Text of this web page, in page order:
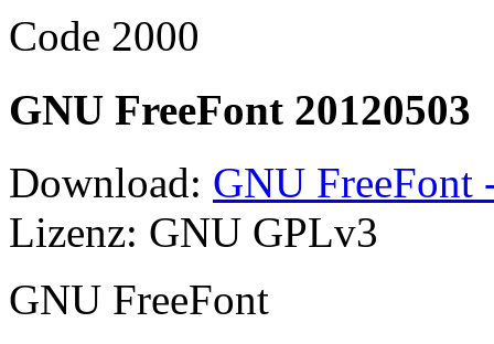
Code 2000
GNU FreeFont 20120503
Download: GNU FreeFont
Lizenz: GNU GPLv3
GNU FreeFont